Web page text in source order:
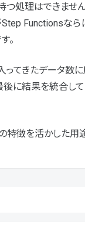
つ処理はできません
Step Functionsな
。
ってきたデータ数
後に結果を統合し
特徴を活かした用